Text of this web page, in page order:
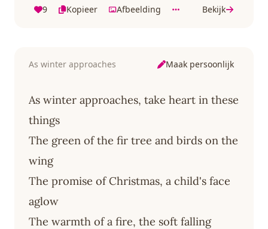
9 Kopieer Afbeelding Bekijk
As winter approaches Maak persoonlijk
As winter approaches, take heart in these
things
The green of the fir tree and birds on the
wing
The promise of Christmas, a child's face
aglow
The warmth of a fire, the soft falling